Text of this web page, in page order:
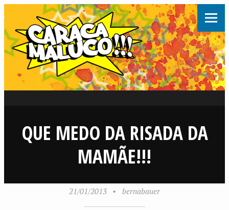
QUE MEDO DA RISADA DA
MAMÃE!!!
21/01/2013 • bernabauer